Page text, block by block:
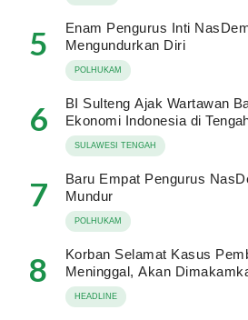
5
Enam Pengurus Inti
Mengundurkan Diri
POLHUKAM
6
BI Sulteng Ajak Wartawan
Ekonomi Indonesia di
SULAWESI TENGAH
7
Baru Empat Pengurus
Mundur
POLHUKAM
8
Korban Selamat Kasus
Meninggal, Akan
HEADLINE